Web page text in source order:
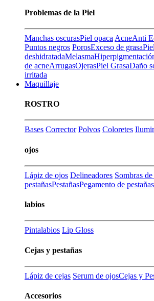
Problemas de la Piel
Manchas oscurasPiel opaca AcneAnti
Puntos negros PorosExceso de grasa
deshidratadaMelasma
de acneArrugasOjerasPiel GrasaDaño
irritada
Maquillaje
ROSTRO
Bases Corrector Polvos Coloretes
ojos
Lápiz de ojos Delineadores Sombras
pestañasPestañasPegamento de pestañas
labios
Pintalabios Lip Gloss
Cejas y pestañas
Lápiz de cejas Serum de ojosCejas y
Accesorios